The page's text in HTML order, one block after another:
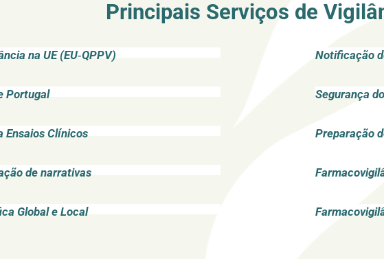
Principais Serviços de
na UE (EU‑QPPV)
Portugal
Ensaios Clínicos
de narrativas
Global e Local
Notificação
Segurança
Preparação